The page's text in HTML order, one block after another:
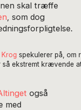
skal træffe
, som dog
Krogspekulerer på, om
ekstremt krævende
også
med